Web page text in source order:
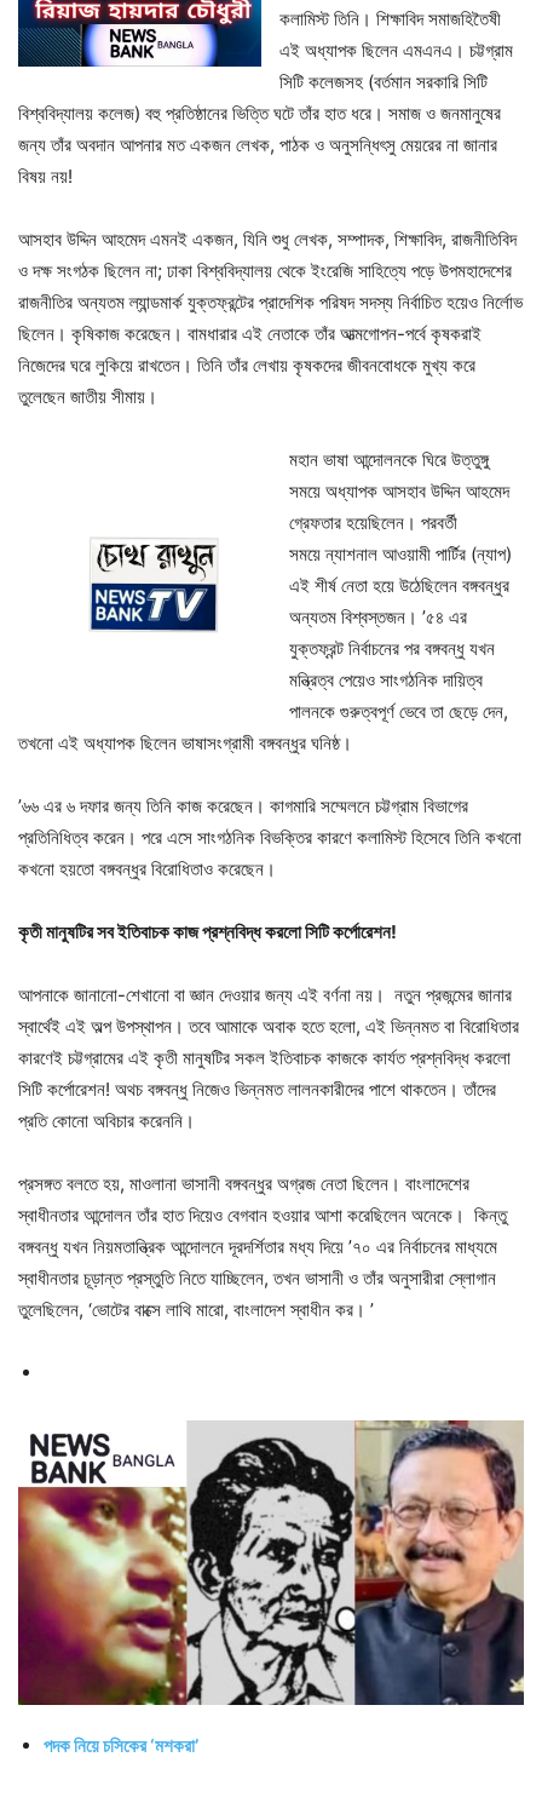
কলামিস্ট তিনি। শিক্ষাবিদ সমাজহিতৈষী
এই অধ্যাপক ছিলেন এমএনএ। চট্টগ্রাম
সিটি কলেজসহ (বর্তমান সরকারি সিটি
বিশ্ববিদ্যালয় কলেজ) বহু প্রতিষ্ঠানের ভিত্তি ঘটে তাঁর হাত ধরে। সমাজ ও জনমানুষের
জন্য তাঁর অবদান আপনার মত একজন লেখক, পাঠক ও অনুসন্ধিৎসু মেয়রের না জানার
বিষয় নয়!
আসহাব উদ্দিন আহমেদ এমনই একজন, যিনি শুধু লেখক, সম্পাদক, শিক্ষাবিদ, রাজনীতিবিদ
ও দক্ষ সংগঠক ছিলেন না; ঢাকা বিশ্ববিদ্যালয় থেকে ইংরেজি সাহিত্যে পড়ে উপমহাদেশের
রাজনীতির অন্যতম ল্যান্ডমার্ক যুক্তফ্রন্টের প্রাদেশিক পরিষদ সদস্য নির্বাচিত হয়েও নির্লোভ
ছিলেন। কৃষিকাজ করেছেন। বামধারার এই নেতাকে তাঁর আত্মগোপন-পর্বে কৃষকরাই
নিজেদের ঘরে লুকিয়ে রাখতেন। তিনি তাঁর লেখায় কৃষকদের জীবনবোধকে মুখ্য করে
তুলেছেন জাতীয় সীমায়।
মহান ভাষা আন্দোলনকে ঘিরে উত্তুঙ্গু
সময়ে অধ্যাপক আসহাব উদ্দিন আহমেদ
গ্রেফতার হয়েছিলেন। পরবর্তী
সময়ে ন্যাশনাল আওয়ামী পার্টির (ন্যাপ)
এই শীর্ষ নেতা হয়ে উঠেছিলেন বঙ্গবন্ধুর
অন্যতম বিশ্বস্তজন। ’৫৪ এর
যুক্তফ্রন্ট নির্বাচনের পর বঙ্গবন্ধু যখন
মন্ত্রিত্ব পেয়েও সাংগঠনিক দায়িত্ব
পালনকে গুরুত্বপূর্ণ ভেবে তা ছেড়ে দেন,
তখনো এই অধ্যাপক ছিলেন ভাষাসংগ্রামী বঙ্গবন্ধুর ঘনিষ্ঠ।
’৬৬ এর ৬ দফার জন্য তিনি কাজ করেছেন। কাগমারি সম্মেলনে চট্টগ্রাম বিভাগের
প্রতিনিধিত্ব করেন। পরে এসে সাংগঠনিক বিভক্তির কারণে কলামিস্ট হিসেবে তিনি কখনো
কখনো হয়তো বঙ্গবন্ধুর বিরোধিতাও করেছেন।
কৃতী মানুষটির সবইতিবাচক কাজপ্রশ্নবিদ্ধ করলো সিটি কর্পোরেশন!
আপনাকে জানানো-শেখানো বা জ্ঞান দেওয়ার জন্য এই বর্ণনা নয়। নতুন প্রজন্মের জানার
স্বার্থেই এই অল্প উপস্থাপন। তবে আমাকে অবাক হতে হলো, এই ভিন্নমত বা বিরোধিতার
কারণেই চট্টগ্রামের এই কৃতী মানুষটির সকল ইতিবাচক কাজকে কার্যত প্রশ্নবিদ্ধ করলো
সিটি কর্পোরেশন! অথচ বঙ্গবন্ধু নিজেও ভিন্নমত লালনকারীদের পাশে থাকতেন। তাঁদের
প্রতি কোনো অবিচার করেননি।
প্রসঙ্গত বলতে হয়, মাওলানা ভাসানী বঙ্গবন্ধুর অগ্রজ নেতা ছিলেন। বাংলাদেশের
স্বাধীনতার আন্দোলন তাঁর হাত দিয়েও বেগবান হওয়ার আশা করেছিলেন অনেকে। কিন্তু
বঙ্গবন্ধু যখন নিয়মতান্ত্রিক আন্দোলনে দূরদর্শিতার মধ্য দিয়ে ’৭০ এর নির্বাচনের মাধ্যমে
স্বাধীনতার চূড়ান্ত প্রস্তুতি নিতে যাচ্ছিলেন, তখন ভাসানী ও তাঁর অনুসারীরা স্লোগান
তুলেছিলেন, ‘ভোটের বাক্সে লাথি মারো, বাংলাদেশ স্বাধীন কর। ’
পদক নিয়ে চসিকের ‘মশকরা’